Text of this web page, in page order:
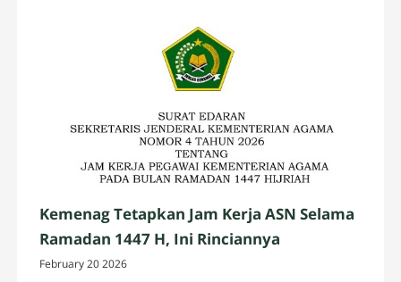
Kemenag Tetapkan Jam Kerja ASN Selama
Ramadan 1447 H, Ini Rinciannya
February 20 2026